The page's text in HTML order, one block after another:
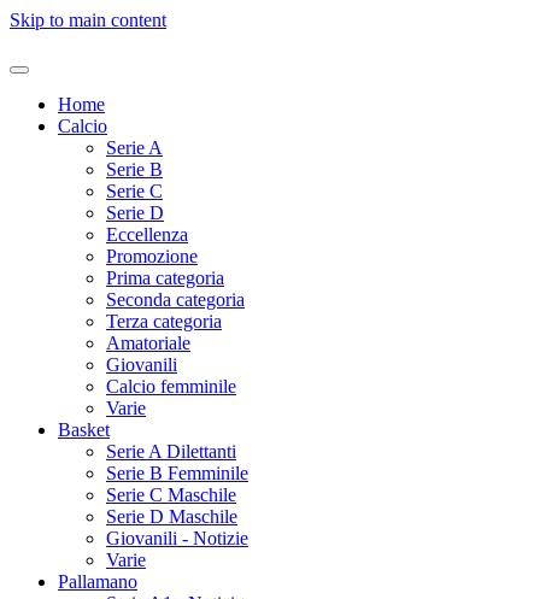
Skip to main content
Home
Calcio
Serie A
Serie B
Serie C
Serie D
Eccellenza
Promozione
Prima categoria
Seconda categoria
Terza categoria
Amatoriale
Giovanili
Calcio femminile
Varie
Basket
Serie A Dilettanti
Serie B Femminile
Serie C Maschile
Serie D Maschile
Giovanili - Notizie
Varie
Pallamano